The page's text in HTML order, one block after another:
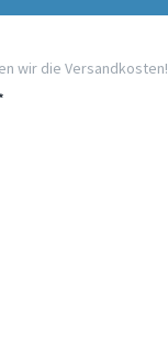
wir die Versandkosten!